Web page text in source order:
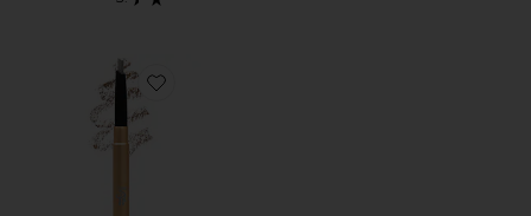
Favorite Brow Pencil